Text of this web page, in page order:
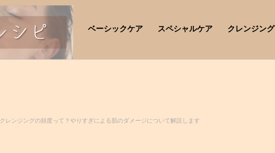
ベーシックケア スペシャルケア クレンジング
クレンジングの頻度って？やりすぎによる肌のダメージについて解説します